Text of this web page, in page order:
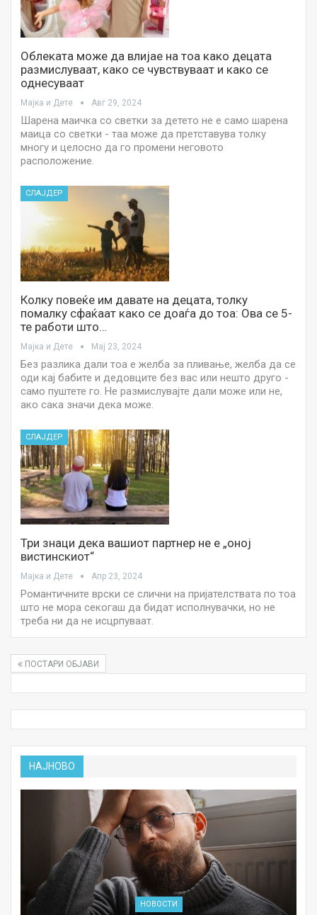
Облеката може да влијае на тоа како децата
размислуваат, како се чувствуваат и како се
однесуваат
Мајка и Дете Авг 29, 2024
Шарена маичка со светки за детето не е само шарена
маица со светки - таа може да претставува толку
многу и целосно да го промени неговото
расположение.
СЛАЈДЕР
Колку повеќе им давате на децата, толку
помалку сфаќаат како се доаѓа до тоа: Ова се 5-
те работи што…
Мајка и Дете Мај 23, 2024
Без разлика дали тоа е желба за пливање, желба да се
оди кај бабите и дедовците без вас или нешто друго -
само пуштете го. Не размислувајте дали може или не,
ако сака значи дека може.
СЛАЈДЕР
Три знаци дека вашиот партнер не е „оној
вистинскиот“
Мајка и Дете Апр 23, 2024
Романтичните врски се слични на пријателствата по тоа
што не мора секогаш да бидат исполнувачки, но не
треба ни да не исцрпуваат.
ПОСТАРИ ОБЈАВИ
НАЈНОВО
НОВОСТИ